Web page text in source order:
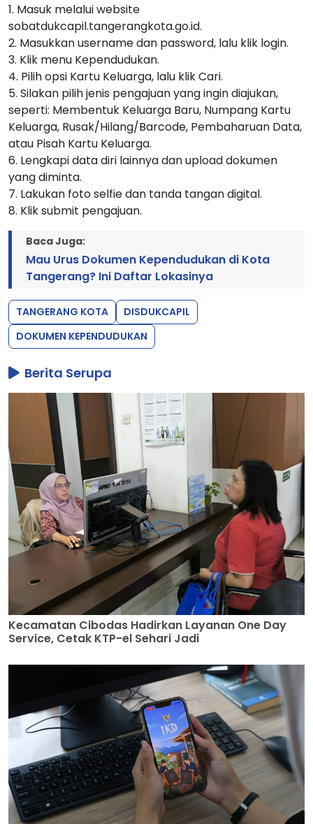
1. Masuk melalui website
sobatdukcapil.tangerangkota.go.id.
2. Masukkan username dan password, lalu klik login.
3. Klik menu Kependudukan.
4. Pilih opsi Kartu Keluarga, lalu klik Cari.
5. Silakan pilih jenis pengajuan yang ingin diajukan,
seperti: Membentuk Keluarga Baru, Numpang Kartu
Keluarga, Rusak/Hilang/Barcode, Pembaharuan Data,
atau Pisah Kartu Keluarga.
6. Lengkapi data diri lainnya dan upload dokumen
yang diminta.
7. Lakukan foto selfie dan tanda tangan digital.
8. Klik submit pengajuan.
Baca Juga:
Mau Urus Dokumen Kependudukan di Kota
Tangerang? Ini Daftar Lokasinya
TANGERANG KOTA
DISDUKCAPIL
DOKUMEN KEPENDUDUKAN
Berita Serupa
Kecamatan Cibodas Hadirkan Layanan One Day
Service, Cetak KTP-el Sehari Jadi